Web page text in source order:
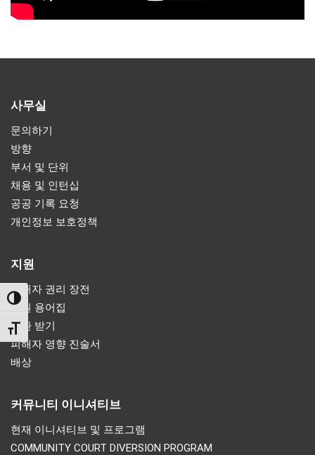
TOGGLE HIGH CONTRAST
TOGGLE FONT SIZE
사무실
문의하기
방향
부서 및 단위
채용 및 인턴십
공공 기록 요청
개인정보 보호정책
지원
피해자 권리 장전
법원 용어집
소환 받기
피해자 영향 진술서
배상
커뮤니티 이니셔티브
현재 이니셔티브 및 프로그램
COMMUNITY COURT DIVERSION PROGRAM